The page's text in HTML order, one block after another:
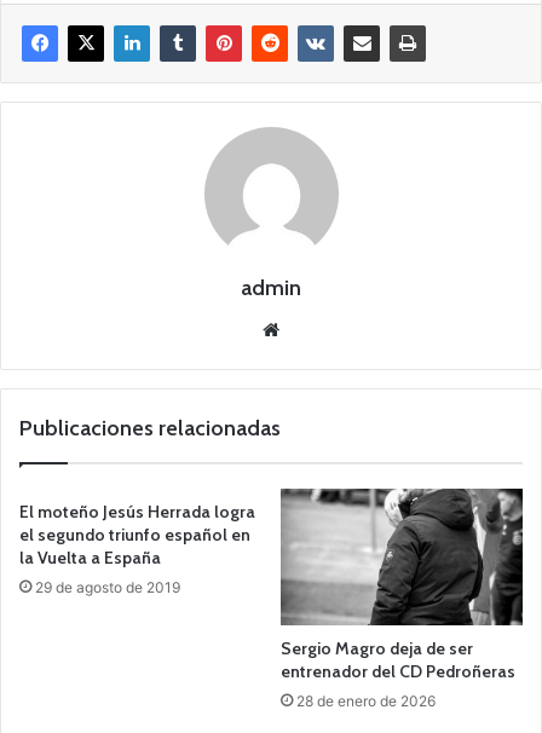
admin
we
Publicaciones relacionadas
El moteño Jesús Herrada logra
el segundo triunfo español en
la Vuelta a España
29 de agosto de 2019
Sergio Magro deja de ser
entrenador del CD Pedroñeras
28 de enero de 2026